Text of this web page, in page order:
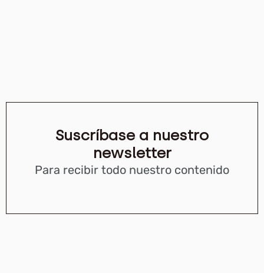
Suscríbase a nuestro
newsletter
Para recibir todo nuestro contenido